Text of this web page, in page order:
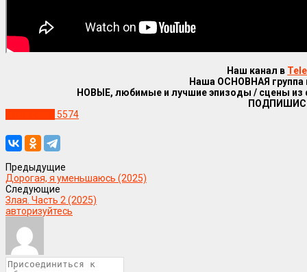
Наш канал в
Наша ОСНОВНАЯ группа
НОВЫЕ, любимые и лучшие эпизоды / сцены
5574
Предыдущие
Дорогая, я уменьшаюсь (2025)
Следующие
Злая. Часть 2 (2025)
авторизуйтесь